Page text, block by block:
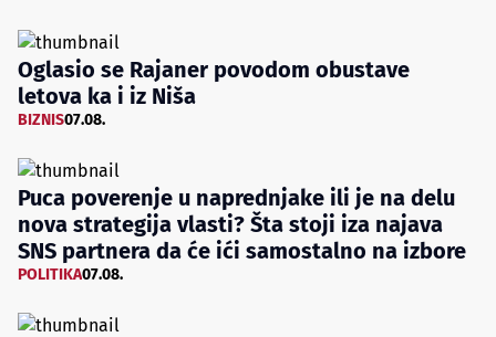
Oglasio se Rajaner povodom obustave
letova ka i iz Niša
BIZNIS07.08.
Puca poverenje u naprednjake ili je na delu
nova strategija vlasti? Šta stoji iza najava
SNS partnera da će ići samostalno na izbore
POLITIKA07.08.